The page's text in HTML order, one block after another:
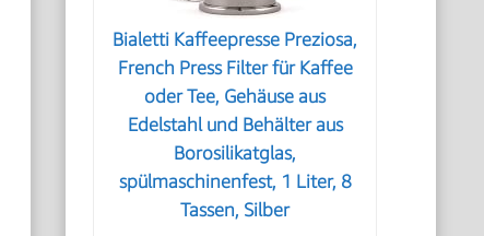
Bialetti Kaffeepresse Preziosa,
French Press Filter für Kaffee
oder Tee, Gehäuse aus
Edelstahl und Behälter aus
Borosilikatglas,
spülmaschinenfest, 1 Liter, 8
Tassen, Silber